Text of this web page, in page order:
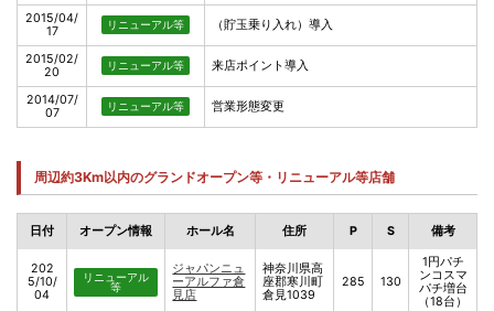
2015/04/
17
リニューアル等 （貯玉乗り入れ）導入
2015/02/
20
リニューアル等 来店ポイント導入
2014/07/
07
リニューアル等 営業形態変更
周辺約3Km以内のグランドオープン等・リニューアル等店舗
日付 オープン情報 ホール名 住所 P S 備考
202
5/10/
04
リニューアル
等
ジャパンニュ
ーアルファ倉
見店
神奈川県高
座郡寒川町
倉見1039
285 130
1円パチ
ンコスマ
パチ増台
（18台）